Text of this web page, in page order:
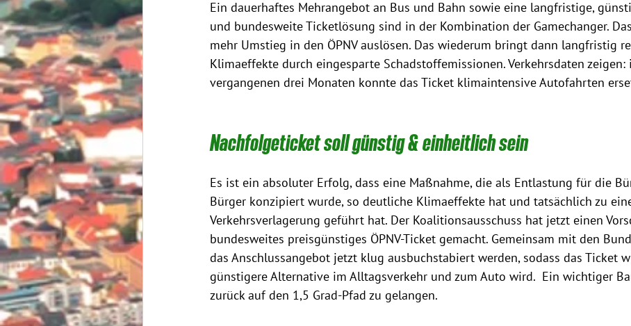
Ein dauerhaftes Mehrangebot an Bus und Bahn sowie eine langfristige,
und bundesweite Ticketlösung sind in der Kombination der Gamechanger.
mehr Umstieg in den ÖPNV auslösen. Das wiederum bringt dann langfristig
Klimaeffekte durch eingesparte Schadstoffemissionen. Verkehrsdaten zeigen:
vergangenen drei Monaten konnte das Ticket klimaintensive Autofahrten
Nachfolgeticket soll günstig & einheitlich sein
Es ist ein absoluter Erfolg, dass eine Maßnahme, die als Entlastung für die
Bürger konzipiert wurde, so deutliche Klimaeffekte hat und tatsächlich zu
Verkehrsverlagerung geführt hat. Der Koalitionsausschuss hat jetzt einen
bundesweites preisgünstiges ÖPNV-Ticket gemacht. Gemeinsam mit den
das Anschlussangebot jetzt klug ausbuchstabiert werden, sodass das Ticket
günstigere Alternative im Alltagsverkehr und zum Auto wird.  Ein wichtiger
zurück auf den 1,5 Grad-Pfad zu gelangen.